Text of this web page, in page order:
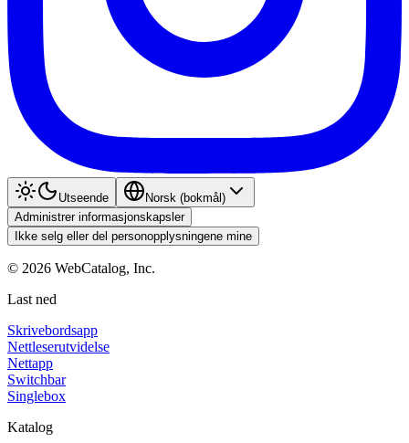
Utseende
Norsk (bokmål)
Administrer informasjonskapsler
Ikke selg eller del personopplysningene mine
© 2026 WebCatalog, Inc.
Last ned
Skrivebordsapp
Nettleserutvidelse
Nettapp
Switchbar
Singlebox
Katalog